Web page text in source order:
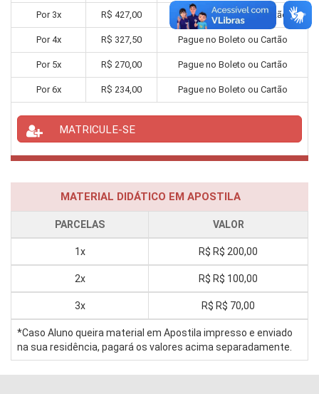
Por 3x R$ 427,00 Pague no Boleto ou Cartão
Por4x R$ 327,50 Pague no Boleto ou Cartão
Por 5x R$ 270,00 Pague no Boleto ou Cartão
Por6x R$ 234,00 Pague no Boleto ou Cartão
MATRICULE-SE
MATERIAL DIDÁTICO EM APOSTILA
PARCELAS VALOR
1x R$ R$ 200,00
2x R$ R$ 100,00
3x R$ R$ 70,00
*Caso Aluno queira material em Apostila impresso e enviado
na sua residência, pagará os valores acima separadamente.